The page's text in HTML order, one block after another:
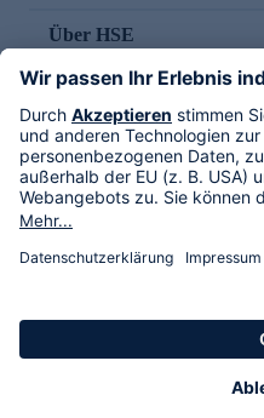
Über HSE
Im TV
HSE International